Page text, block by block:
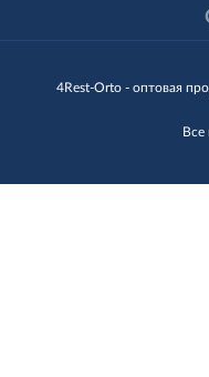
4Rest-Orto - оптовая
Все